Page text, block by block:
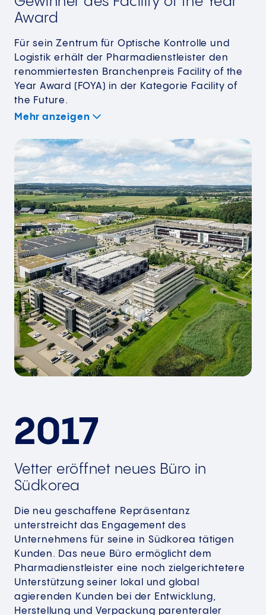
Award
Für sein Zentrum für Optische Kontrolle und
Logistik erhält der Pharmadienstleister den
renommiertesten Branchenpreis Facility of the
Year Award (FOYA) in der Kategorie Facility of
the Future.
Mehr anzeigen
Vetter eröffnet neues Büro in
Südkorea
Die neu geschaffene Repräsentanz
unterstreicht das Engagement des
Unternehmens für seine in Südkorea tätigen
Kunden. Das neue Büro ermöglicht dem
Pharmadienstleister eine noch zielgerichtetere
Unterstützung seiner lokal und global
agierenden Kunden bei der Entwicklung,
Herstellung und Verpackung parenteraler
2017